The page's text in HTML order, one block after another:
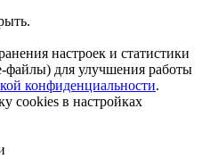
настроек и статистики
для улучшения работы
конфиденциальности.
cookies в настройках